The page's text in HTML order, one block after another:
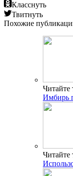
Класснуть
Твитнуть
Похожие
Читайте
Имбирь
Читайте